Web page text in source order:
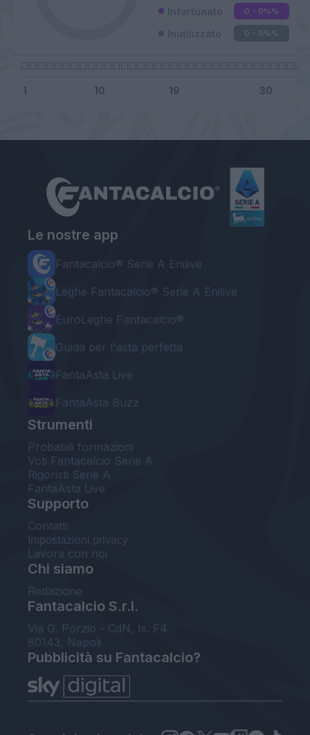
0 - 0%%
0 - 0%%
Le nostre app
Fantacalcio® Serie A Enilive
Leghe Fantacalcio® Serie A Enilive
EuroLeghe Fantacalcio®
Guida per l'asta perfetta
FantaAsta Live
FantaAsta Buzz
Strumenti
Probabili formazioni
Voti Fantacalcio Serie A
Rigoristi Serie A
FantaAsta Live
Supporto
Contatti
Impostazioni privacy
Lavora con noi
Chi siamo
Redazione
Fantacalcio S.r.l.
Via G. Porzio - CdN, Is. F4
80143, Napoli
Pubblicità su Fantacalcio?